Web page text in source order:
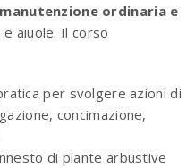
ordinaria e
aiuole. Il corso
per svolgere azioni di
concimazione,
di piante arbustive